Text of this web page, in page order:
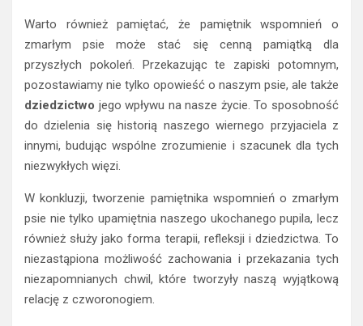
Warto również pamiętać, że pamiętnik wspomnień o
zmarłym psie może stać się cenną pamiątką dla
przyszłych pokoleń. Przekazując te zapiski potomnym,
pozostawiamy nie tylko opowieść o naszym psie, ale także
dziedzictwo jego wpływu na nasze życie. To sposobność
do dzielenia się historią naszego wiernego przyjaciela z
innymi, budując wspólne zrozumienie i szacunek dla tych
niezwykłych więzi.
W konkluzji, tworzenie pamiętnika wspomnień o zmarłym
psie nie tylko upamiętnia naszego ukochanego pupila, lecz
również służy jako forma terapii, refleksji i dziedzictwa. To
niezastąpiona możliwość zachowania i przekazania tych
niezapomnianych chwil, które tworzyły naszą wyjątkową
relację z czworonogiem.